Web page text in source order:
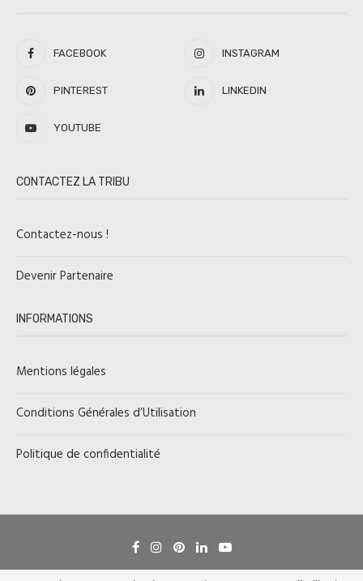
FACEBOOK INSTAGRAM
PINTEREST LINKEDIN
YOUTUBE
CONTACTEZ LA TRIBU
Contactez-nous !
Devenir Partenaire
INFORMATIONS
Mentions légales
Conditions Générales d’Utilisation
Politique de confidentialité